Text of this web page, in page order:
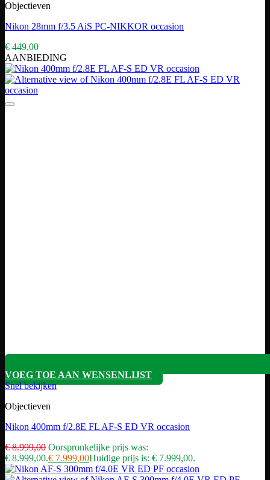
Objectieven
Nikon 28mm f/3.5 AiS PC-NIKKOR occasion
€ 449,00
AANBIEDING
VOEG TOE AAN WENSENLIJST
Snel bekijken
Objectieven
Nikon 400mm f/2.8E FL AF-S ED VR occasion
€8.999,00 Oorspronkelijke prijs was:
€ 8.999,00.€ 7.999,00Huidige prijs is: € 7.999,00.